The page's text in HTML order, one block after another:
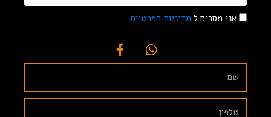
אני מסכים ל מדיניות הפרטיות